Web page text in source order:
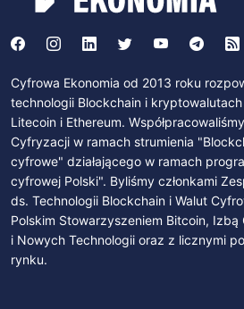
Cyfrowa Ekonomia od 2013 roku
technologii Blockchain i
Litecoin i Ethereum.
Cyfryzacji w ramach strumienia
cyfrowe" działającego w ramach
cyfrowej Polski". Byliśmy członkami
ds. Technologii Blockchain i Walut
Polskim Stowarzyszeniem Bitcoin,
i Nowych Technologii oraz z licznymi
rynku.